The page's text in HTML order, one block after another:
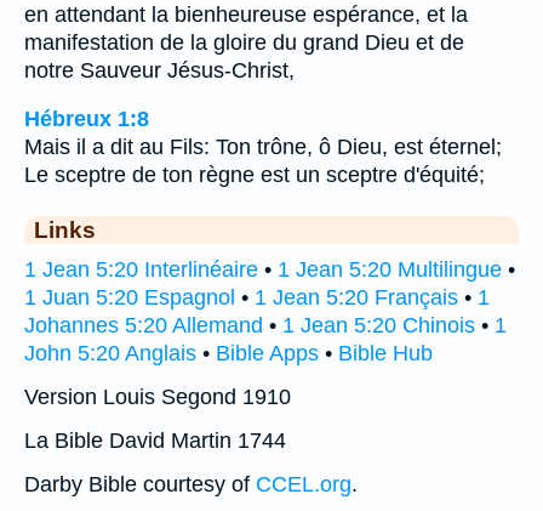
en attendant la bienheureuse espérance, et la
manifestation de la gloire du grand Dieu et de
notre Sauveur Jésus-Christ,
Hébreux 1:8
Mais il a dit au Fils: Ton trône, ô Dieu, est éternel;
Le sceptre de ton règne est un sceptre d'équité;
Links
1 Jean 5:20 Interlinéaire • 1 Jean 5:20 Multilingue •
1 Juan 5:20 Espagnol • 1 Jean 5:20 Français • 1
Johannes 5:20 Allemand • 1 Jean 5:20 Chinois • 1
John 5:20 Anglais • Bible Apps • Bible Hub
Version Louis Segond 1910
La Bible David Martin 1744
Darby Bible courtesy of CCEL.org.